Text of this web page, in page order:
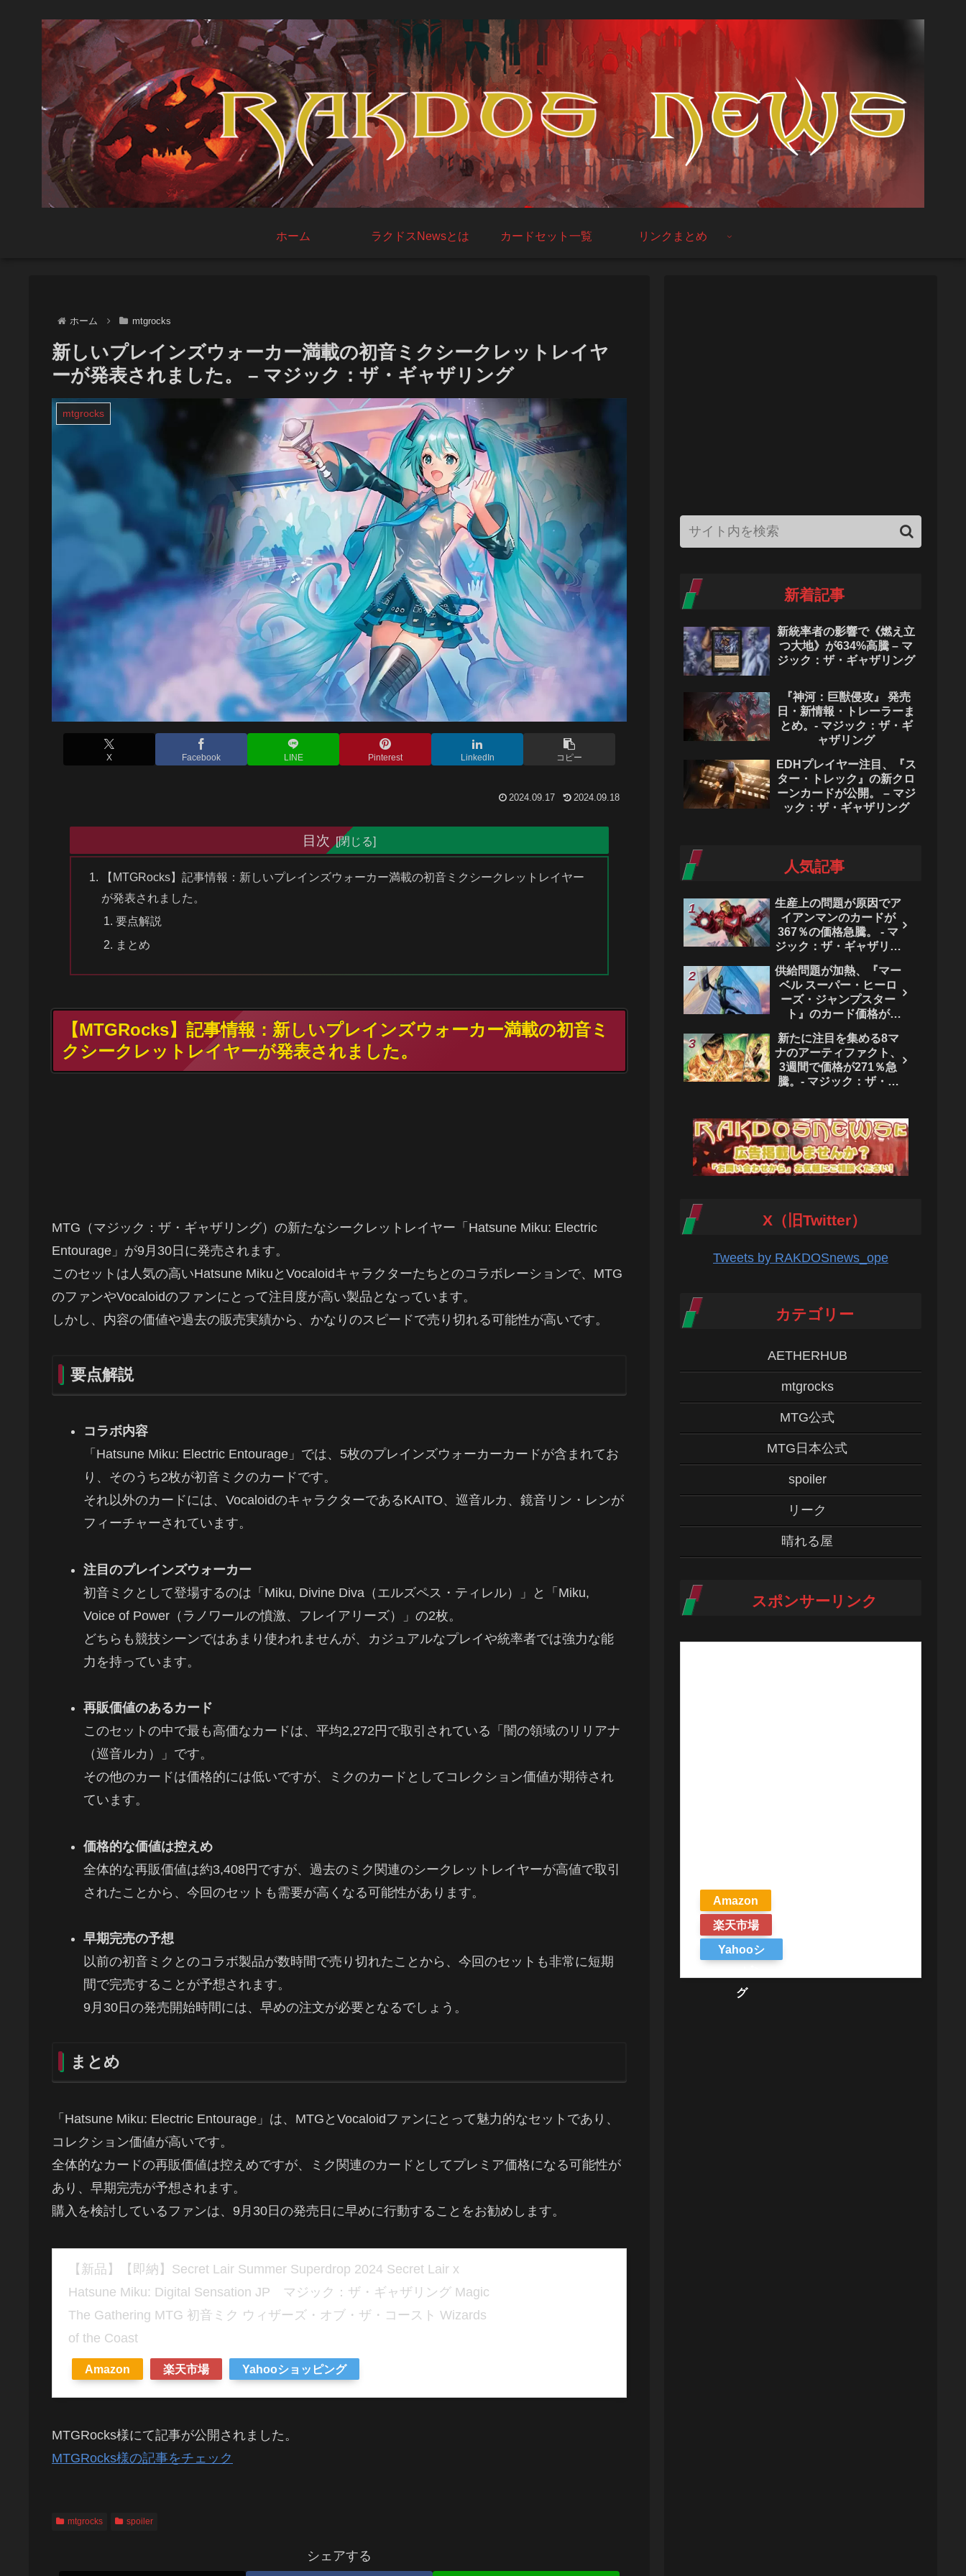
ホーム ラクドスNewsとは カードセット一覧 リンクまとめ
ホーム mtgrocks
新しいプレインズウォーカー満載の初音ミクシークレットレイヤ
ーが発表されました。 – マジック：ザ・ギャザリング
mtgrocks
X Facebook LINE Pinterest LinkedIn コピー
2024.09.17 2024.09.18
目次
【MTGRocks】記事情報：新しいプレインズウォーカー満載の初音ミクシークレットレイヤー
が発表されました。
要点解説
まとめ
【MTGRocks】記事情報：新しいプレインズウォーカー満載の初音ミ
クシークレットレイヤーが発表されました。
MTG（マジック：ザ・ギャザリング）の新たなシークレットレイヤー「Hatsune Miku: Electric
Entourage」が9月30日に発売されます。
このセットは人気の高いHatsune MikuとVocaloidキャラクターたちとのコラボレーションで、MTG
のファンやVocaloidのファンにとって注目度が高い製品となっています。
しかし、内容の価値や過去の販売実績から、かなりのスピードで売り切れる可能性が高いです。
要点解説
コラボ内容
「Hatsune Miku: Electric Entourage」では、5枚のプレインズウォーカーカードが含まれてお
り、そのうち2枚が初音ミクのカードです。
それ以外のカードには、VocaloidのキャラクターであるKAITO、巡音ルカ、鏡音リン・レンが
フィーチャーされています。
注目のプレインズウォーカー
初音ミクとして登場するのは「Miku, Divine Diva（エルズペス・ティレル）」と「Miku,
Voice of Power（ラノワールの憤激、フレイアリーズ）」の2枚。
どちらも競技シーンではあまり使われませんが、カジュアルなプレイや統率者では強力な能
力を持っています。
再販価値のあるカード
このセットの中で最も高価なカードは、平均2,272円で取引されている「闇の領域のリリアナ
（巡音ルカ）」です。
その他のカードは価格的には低いですが、ミクのカードとしてコレクション価値が期待され
ています。
価格的な価値は控えめ
全体的な再販価値は約3,408円ですが、過去のミク関連のシークレットレイヤーが高値で取引
されたことから、今回のセットも需要が高くなる可能性があります。
早期完売の予想
以前の初音ミクとのコラボ製品が数時間で売り切れたことから、今回のセットも非常に短期
間で完売することが予想されます。
9月30日の発売開始時間には、早めの注文が必要となるでしょう。
まとめ
「Hatsune Miku: Electric Entourage」は、MTGとVocaloidファンにとって魅力的なセットであり、
コレクション価値が高いです。
全体的なカードの再販価値は控えめですが、ミク関連のカードとしてプレミア価格になる可能性が
あり、早期完売が予想されます。
購入を検討しているファンは、9月30日の発売日に早めに行動することをお勧めします。
【新品】【即納】Secret Lair Summer Superdrop 2024 Secret Lair x
Hatsune Miku: Digital Sensation JP マジック：ザ・ギャザリング Magic
The Gathering MTG 初音ミク ウィザーズ・オブ・ザ・コースト Wizards
of the Coast
Amazon 楽天市場 Yahooショッピング
MTGRocks様にて記事が公開されました。
MTGRocks様の記事をチェック
mtgrocks spoiler
シェアする
新着記事
新統率者の影響で《燃え立
つ大地》が634%高騰 – マ
ジック：ザ・ギャザリング
『神河：巨獣侵攻』 発売
日・新情報・トレーラーま
とめ。- マジック：ザ・ギ
ャザリング
EDHプレイヤー注目、『ス
ター・トレック』の新クロ
ーンカードが公開。 – マジ
ック：ザ・ギャザリング
人気記事
生産上の問題が原因でア
イアンマンのカードが
367％の価格急騰。 - マ
ジック：ザ・ギャザリン
供給問題が加熱、『マー
ベル スーパー・ヒーロ
ーズ・ジャンプスター
ト』のカード価格が
ク：ザ・ギャザリング
新たに注目を集める8マ
ナのアーティファクト、
3週間で価格が271％急
騰。- マジック：ザ・ギ
X（旧Twitter）
Tweets by RAKDOSnews_ope
カテゴリー
AETHERHUB
mtgrocks
MTG公式
MTG日本公式
spoiler
リーク
晴れる屋
スポンサーリンク
Amazon
楽天市場
Yahooシ
グ